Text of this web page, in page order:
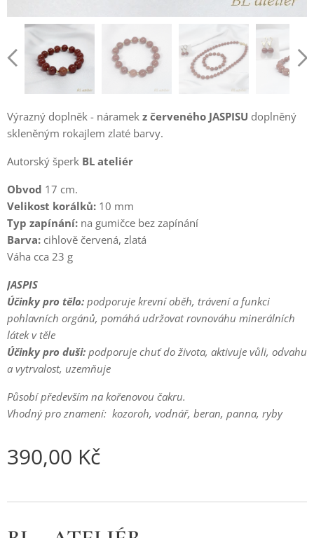
Výrazný doplněk - náramek z červeného JASPISU doplněný
skleněným rokajlem zlaté barvy.
Autorský šperk BL ateliér
Obvod 17 cm.
Velikost korálků: 10 mm
Typ zapínání: na gumičce bez zapínání
Barva: cihlově červená, zlatá
Váha cca 23 g
JASPIS
Účinky pro tělo: podporuje krevní oběh, trávení a funkci
pohlavních orgánů, pomáhá udržovat rovnováhu minerálních
látek v těle
Účinky pro duši: podporuje chuť do života, aktivuje vůli, odvahu
a vytrvalost, uzemňuje
Působí především na kořenovou čakru.
Vhodný pro znamení: kozoroh, vodnář, beran, panna, ryby
390,00 Kč